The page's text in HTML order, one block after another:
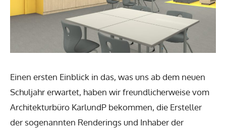
Einen ersten Einblick in das, was uns ab dem neuen
Schuljahr erwartet, haben wir freundlicherweise vom
Architekturbüro KarlundP bekommen, die Ersteller
der sogenannten Renderings und Inhaber der